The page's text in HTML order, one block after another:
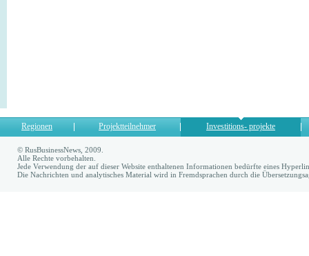
Regionen Projektteilnehmer Investitions- projekte
© RusBusinessNews, 2009.
Alle Rechte vorbehalten.
Jede Verwendung der auf dieser Website enthaltenen Informationen bedürfte eines
Die Nachrichten und analytisches Material wird in Fremdsprachen durch die